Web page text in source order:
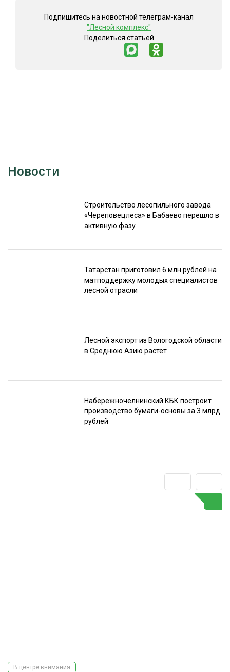
Подпишитесь на новостной телеграм-канал
"Лесной комплекс"
Поделиться статьей
Новости
Строительство лесопильного завода
«Череповецлеса» в Бабаево перешло в
активную фазу
Татарстан приготовил 6 млн рублей на
матподдержку молодых специалистов
лесной отрасли
Лесной экспорт из Вологодской области
в Среднюю Азию растёт
Набережночелнинский КБК построит
производство бумаги-основы за 3 млрд
рублей
В центре внимания